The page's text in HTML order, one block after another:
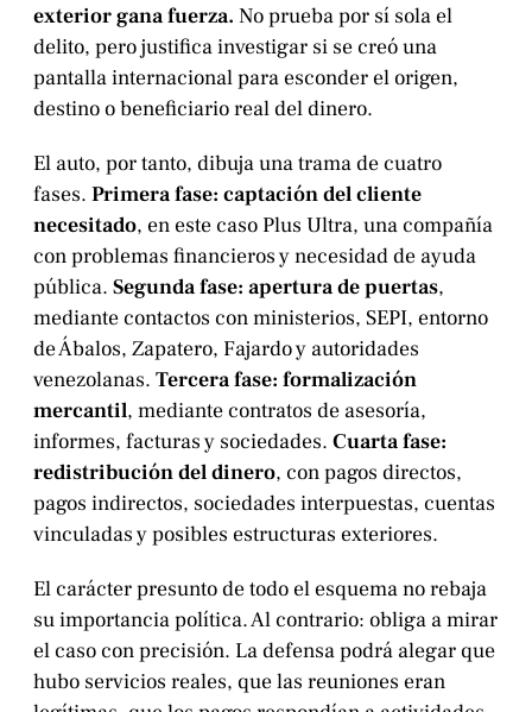
exterior gana fuerza. No prueba por sí sola el
delito, pero justifica investigar si se creó una
pantalla internacional para esconder el origen,
destino o beneficiario real del dinero.
El auto, por tanto, dibuja una trama de cuatro
fases. Primera fase: captación del cliente
necesitado, en este caso Plus Ultra, una compañía
con problemas financieros y necesidad de ayuda
pública. Segunda fase: apertura de puertas,
mediante contactos con ministerios, SEPI, entorno
de Ábalos, Zapatero, Fajardo y autoridades
venezolanas. Tercera fase: formalización
mercantil, mediante contratos de asesoría,
informes, facturas y sociedades. Cuarta fase:
redistribución del dinero, con pagos directos,
pagos indirectos, sociedades interpuestas, cuentas
vinculadas y posibles estructuras exteriores.
El carácter presunto de todo el esquema no rebaja
su importancia política. Al contrario: obliga a mirar
el caso con precisión. La defensa podrá alegar que
hubo servicios reales, que las reuniones eran